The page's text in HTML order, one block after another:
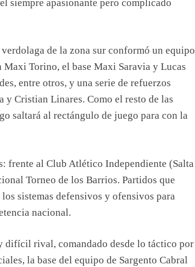
siempre apasionante pero complicado
de la zona sur conformó un equipo
Torino, el base Maxi Saravia y Lucas
entre otros, y una serie de refuerzos
Cristian Linares. Como el resto de las
saltará al rectángulo de juego para con la
frente al Club Atlético Independiente (Salta
Torneo de los Barrios. Partidos que
sistemas defensivos y ofensivos para
nacional.
difícil rival, comandado desde lo táctico por
la base del equipo de Sargento Cabral